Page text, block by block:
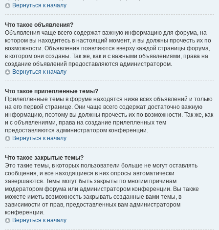
Вернуться к началу
Что такое объявления?
Объявления чаще всего содержат важную информацию для форума, на
котором вы находитесь в настоящий момент, и вы должны прочесть их по
возможности. Объявления появляются вверху каждой страницы форума,
в котором они созданы. Так же, как и с важными объявлениями, права на
создание объявлений предоставляются администратором.
Вернуться к началу
Что такое прилепленные темы?
Прилепленные темы в форуме находятся ниже всех объявлений и только
на его первой странице. Они чаще всего содержат достаточно важную
информацию, поэтому вы должны прочесть их по возможности. Так же, как
и с объявлениями, права на создание прилепленных тем
предоставляются администратором конференции.
Вернуться к началу
Что такое закрытые темы?
Это такие темы, в которых пользователи больше не могут оставлять
сообщения, и все находящиеся в них опросы автоматически
завершаются. Темы могут быть закрыты по многим причинам
модератором форума или администратором конференции. Вы также
можете иметь возможность закрывать созданные вами темы, в
зависимости от прав, предоставленных вам администратором
конференции.
Вернуться к началу